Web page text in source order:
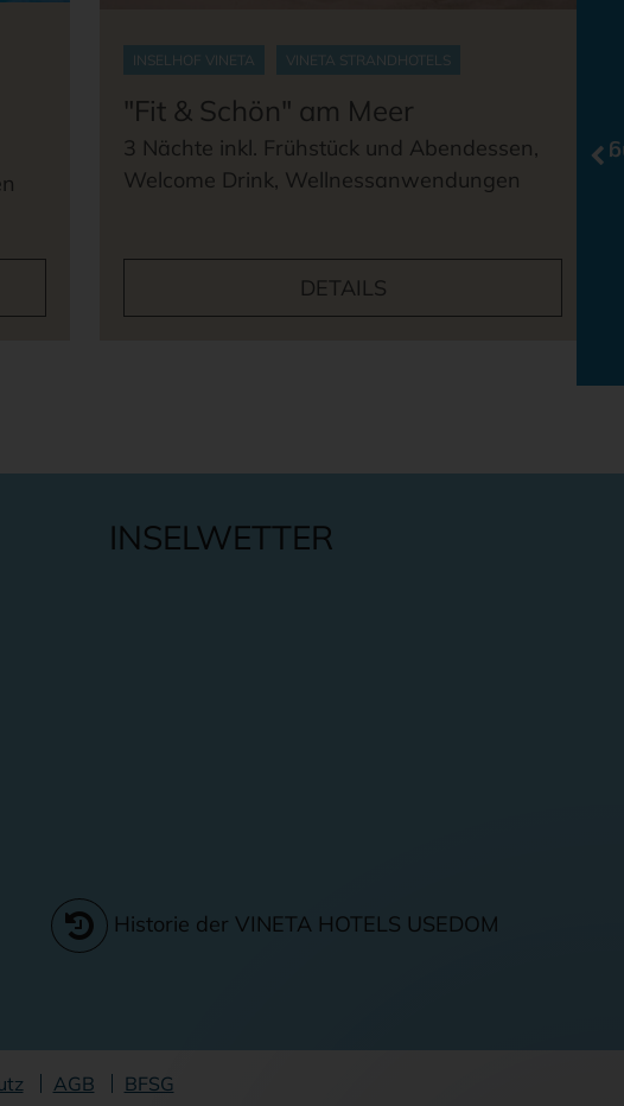
INSELHOF VINETA VINETA STRANDHOTELS
"Fit & Schön" am Meer
3 Nächte inkl. Frühstück und Abendessen,
Welcome Drink, Wellnessanwendungen
DETAILS
INSELWETTER
Historie der VINETA HOTELS USEDOM
AGB BFSG